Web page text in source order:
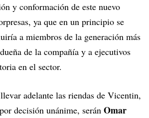
y conformación de este nuevo
ya que en un principio se
a miembros de la generación más
de la compañía y a ejecutivos
en el sector.
adelante las riendas de Vicentin,
decisión unánime, serán Omar